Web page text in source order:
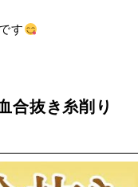
す
合抜き糸削り